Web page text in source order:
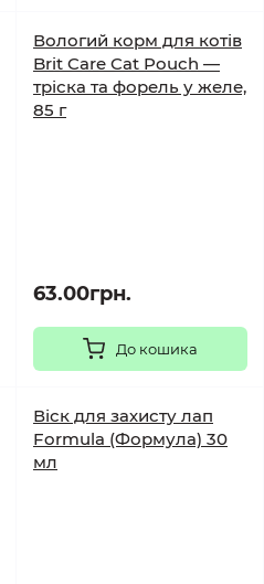
Вологий корм для котів
Brit Care Cat Pouch —
тріска та форель у желе,
85 г
63.00грн.
До кошика
Віск для захисту лап
Formula (Формула) 30
мл